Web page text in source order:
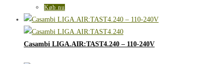
Køb nu
Casambi LIGA.AIR:TAST4.240 – 110-240V